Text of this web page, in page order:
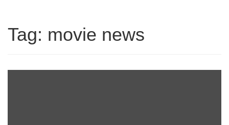
Tag: movie news